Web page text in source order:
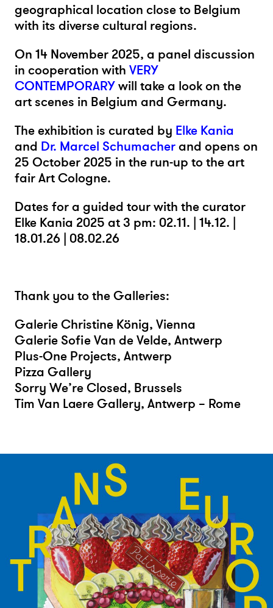
geographical location close to Belgium
with its diverse cultural regions.
On 14 November 2025, a panel discussion
in cooperation with VERY
CONTEMPORARYwill take a look on the
art scenes in Belgium and Germany.
The exhibition is curated by Elke Kania
and Dr. Marcel Schumacherand opens on
25 October 2025 in the run-up to the art
fair Art Cologne.
Dates for a guided tour with the curator
Elke Kania 2025 at 3 pm: 02.11. | 14.12. |
18.01.26 | 08.02.26
Thank you to the Galleries:
Galerie Christine König, Vienna
Galerie Sofie Van de Velde, Antwerp
Plus-One Projects, Antwerp
Pizza Gallery
Sorry We’re Closed, Brussels
Tim Van Laere Gallery, Antwerp – Rome